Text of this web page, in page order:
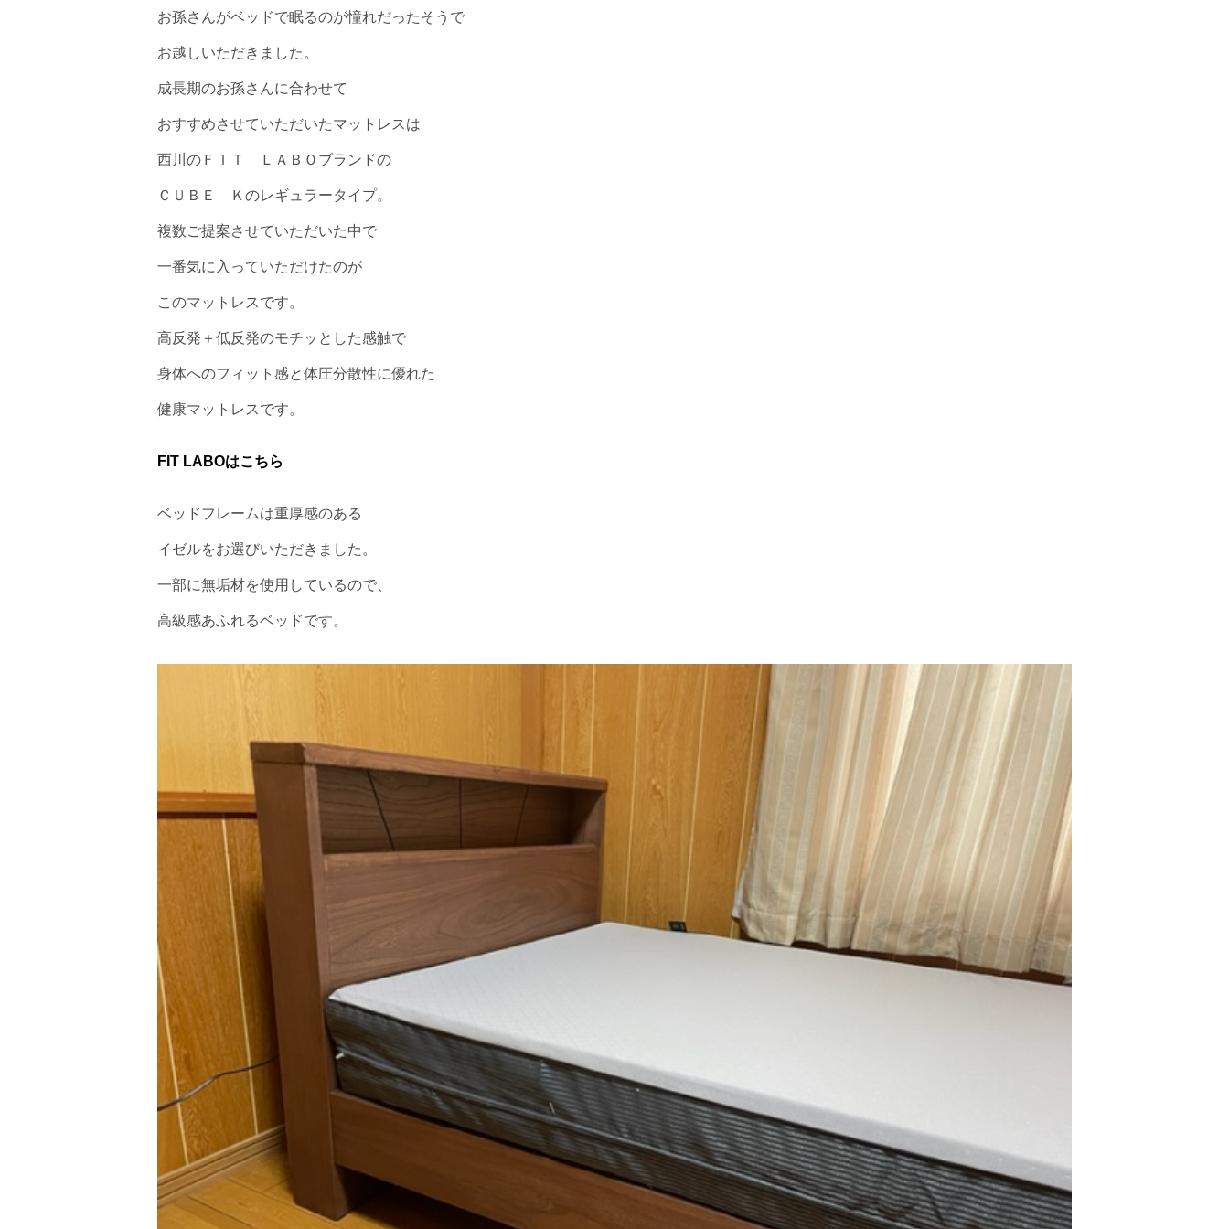
お孫さんがベッドで眠るのが憧れだったそうで
お越しいただきました。
成長期のお孫さんに合わせて
おすすめさせていただいたマットレスは
西川のＦＩＴ ＬＡＢＯブランドの
ＣＵＢＥ Ｋのレギュラータイプ。
複数ご提案させていただいた中で
一番気に入っていただけたのが
このマットレスです。
高反発＋低反発のモチッとした感触で
身体へのフィット感と体圧分散性に優れた
健康マットレスです。
FIT LABOはこちら
ベッドフレームは重厚感のある
イゼルをお選びいただきました。
一部に無垢材を使用しているので、
高級感あふれるベッドです。